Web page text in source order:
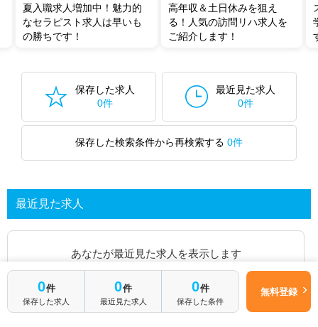
夏入職求人増加中！魅力的
なセラピスト求人は早いも
の勝ちです！
高年収＆土日休みを狙え
る！人気の訪問リハ求人を
ご紹介します！
保存した求人
0件
最近見た求人
0件
保存した検索条件から再検索する 0件
最近見た求人
あなたが最近見た求人を表示します
求人を探してみる
0件
保存した求人
0件
最近見た求人
0件
保存した条件
無料登録